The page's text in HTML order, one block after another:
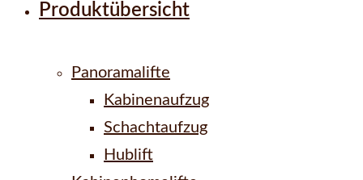
Produktübersicht
Panoramalifte
Kabinenaufzug
Schachtaufzug
Hublift